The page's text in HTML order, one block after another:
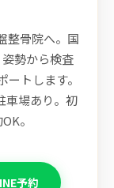
整骨院へ。国
勢から検査
トします。
車場あり。初
。
予約